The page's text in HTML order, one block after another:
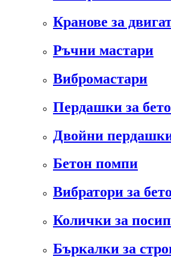
Кранове за
Ръчни мастари
Вибромастари
Пердашки за
Двойни
Бетон помпи
Вибратори за
Колички за
Бъркалки за